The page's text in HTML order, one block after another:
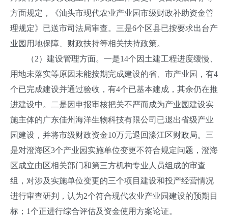
方面规定，《汕头市现代农业产业园市级财政补助资金管
理规定》已送市司法局审查。三是6个区县已按要求出台产
业园用地保障、财政扶持等相关扶持政策。
（2）建设管理方面。一是14个因土建工程进度缓慢、
用地未落实等原因未能按期完成建设的省、市产业园，有4
个已完成建设并通过验收，有4个已基本建成，其余仍在推
进建设中。二是因申报审核把关不严而成为产业园建设实
施主体的广东佳州海洋生物科技有限公司已退出省级产业
园建设，并将市级财政资金10万元退回濠江区财政局。三
是对澄海区3个产业园实施单位变更不符合规定问题，澄海
区成立由区相关部门和第三方机构专业人员组成的审查
组，对涉及实施单位变更的三个项目建设和投产经营情况
进行审查研判，认为2个符合现代农业产业园建设的预期目
标；1个正进行综合评估及资金使用方案论证。